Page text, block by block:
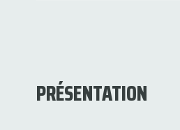
PRÉSENTATION